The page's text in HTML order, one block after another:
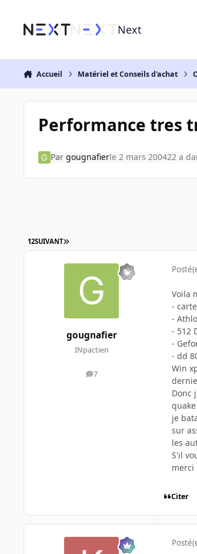
Next
Accueil Matériel et Conseils d'achat
Performance tres
Par gougnafierle 2 mars 200422 a
12SUIVANT
gougnafier
INpactien
7
messages
Voila
-
-
- 512
-
- dd
Win
Donc
je
sur
les
S'il
merci
Citer